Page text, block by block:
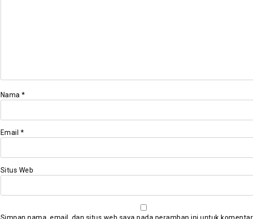
Nama *
Email *
Situs Web
Simpan nama, email, dan situs web saya pada peramban ini untuk